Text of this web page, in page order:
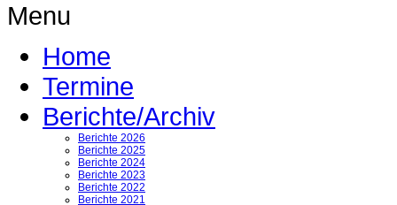
Menu
Home
Termine
Berichte/Archiv
Berichte 2026
Berichte 2025
Berichte 2024
Berichte 2023
Berichte 2022
Berichte 2021